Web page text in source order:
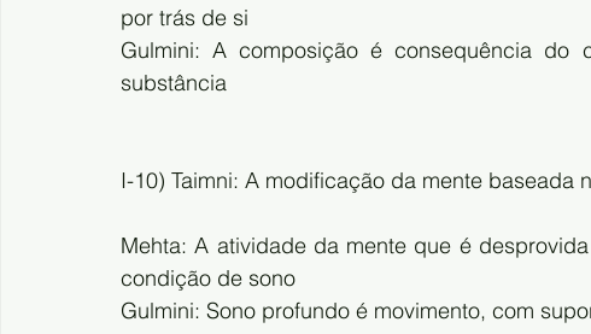
por trás de si
Gulmini: A composição é consequência
substância
I-10) Taimni: A modificação da mente
Mehta: A atividade da mente que é
condição de sono
Gulmini: Sono profundo é movimento, com